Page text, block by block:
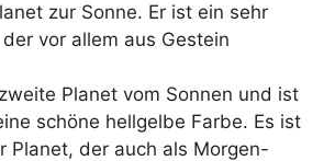
zur Sonne. Er ist ein sehr
vor allem aus Gestein
Planet vom Sonnen und ist
schöne hellgelbe Farbe. Es ist
Planet, der auch als Morgen-